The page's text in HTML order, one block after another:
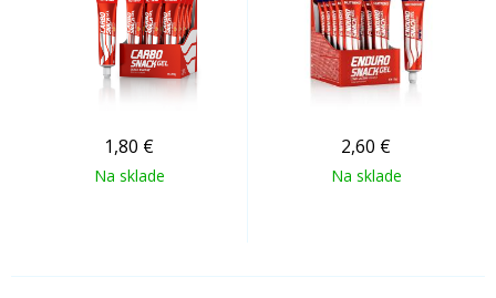
1,80 €
Na sklade
2,60 €
Na sklade